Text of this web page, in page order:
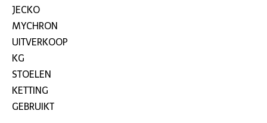
JECKO
MYCHRON
UITVERKOOP
KG
STOELEN
KETTING
GEBRUIKT